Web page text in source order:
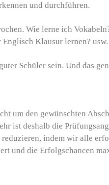
und durchführen.
Wie lerne ich
Klausur lernen? usw.
Schüler sein. Und das
um den gewünschten
ist deshalb die
indem wir alle
und die Erfolgschancen